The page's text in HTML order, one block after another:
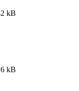
kB
kB